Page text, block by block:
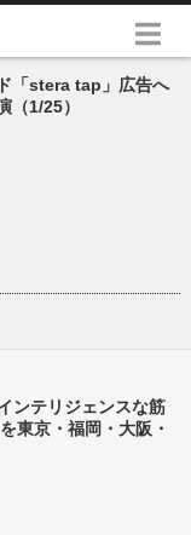
「stera tap」広告へ
（1/25）
ンテリジェンスな筋
東京・福岡・大阪・